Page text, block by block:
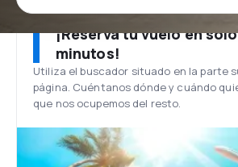
¡Reserva tu vuelo en
minutos!
Utiliza el buscador situado en la parte
página. Cuéntanos dónde y cuándo
que nos ocupemos del resto.